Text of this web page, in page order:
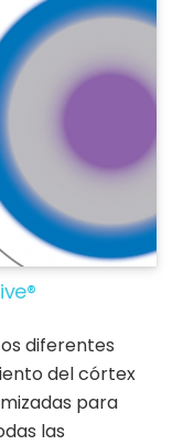
diferentes
del córtex
para
las